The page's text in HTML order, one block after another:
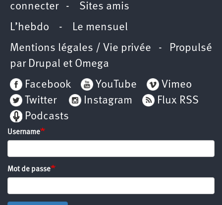
connecter- Sites amis
L’hebdo -
Le mensuel
Mentions légales / Vie privée - Propulsé
par Drupal et Omega
Facebook
YouTube
Vimeo
Twitter
Instagram
Flux RSS
Podcasts
Username
Mot de passe